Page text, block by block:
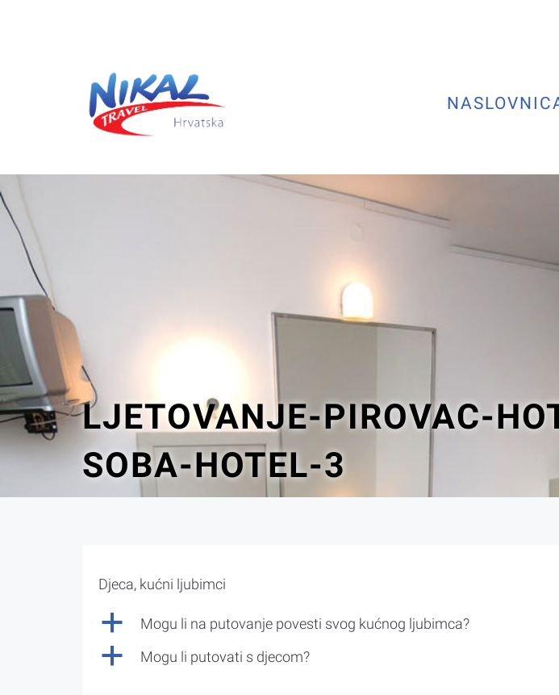
LJETOVANJE-PIROVAC-
SOBA-HOTEL-3
Djeca, kućni ljubimci
a Mogu li na putovanje povesti svog kućnog ljubimca?
a Mogu li putovati s djecom?